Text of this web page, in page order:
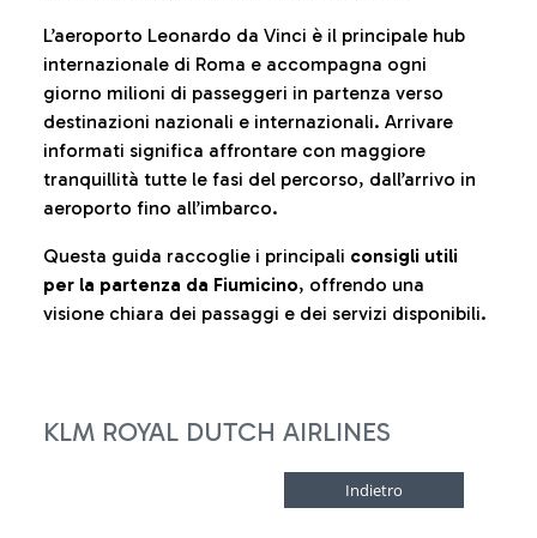
L’aeroporto Leonardo da Vinci è il principale hub
internazionale di Roma e accompagna ogni
giorno milioni di passeggeri in partenza verso
destinazioni nazionali e internazionali. Arrivare
informati significa affrontare con maggiore
tranquillità tutte le fasi del percorso, dall’arrivo in
aeroporto fino all’imbarco.
Questa guida raccoglie i principali consigli utili
per la partenza da Fiumicino, offrendo una
visione chiara dei passaggi e dei servizi disponibili.
KLM ROYAL DUTCH AIRLINES